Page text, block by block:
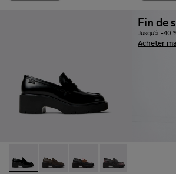
Milah - K201425-002 - Mocassins en
Milah - K201425-037
Milah - K201425-036
Milah - K201425-
Fin de
Jusqu'à -40
Acheter